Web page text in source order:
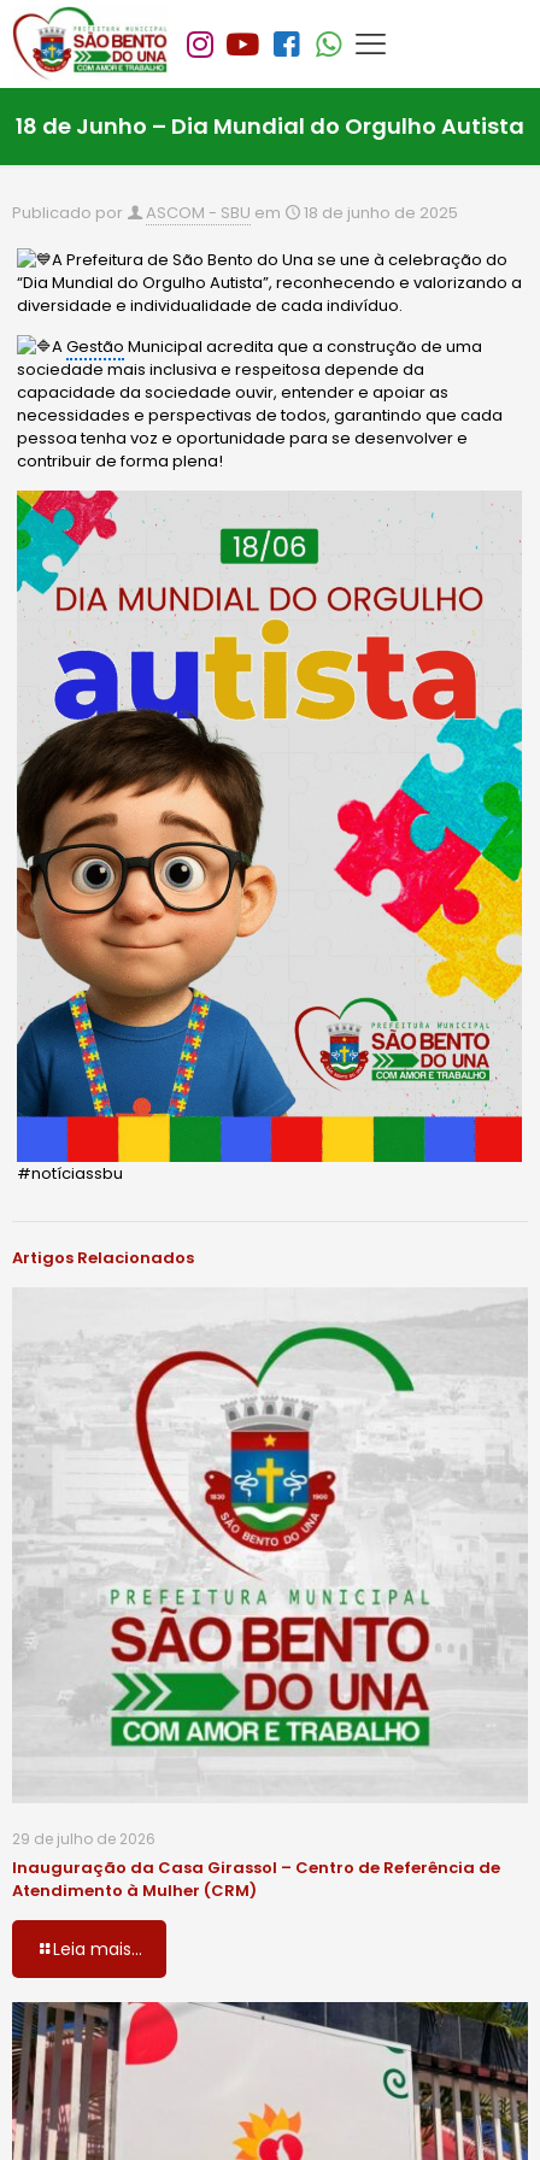
18 de Junho – Dia Mundial do Orgulho Autista
Publicado por ASCOM - SBU em 18 de junho de 2025
A Prefeitura de São Bento do Una se une à celebração do
“Dia Mundial do Orgulho Autista”, reconhecendo e valorizando a
diversidade e individualidade de cada indivíduo.
AGestão Municipal acredita que a construção de uma
sociedade mais inclusiva e respeitosa depende da
capacidade da sociedade ouvir, entender e apoiar as
necessidades e perspectivas de todos, garantindo que cada
pessoa tenha voz e oportunidade para se desenvolver e
contribuir de forma plena!
#notíciassbu
Artigos Relacionados
29 de julho de 2026
Inauguração da Casa Girassol – Centro de Referência de
Atendimento à Mulher (CRM)
Leia mais...